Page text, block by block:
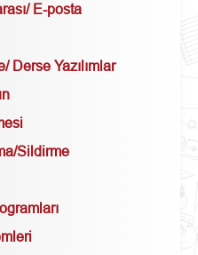
E-posta
Derse Yazılımlar
Sildirme